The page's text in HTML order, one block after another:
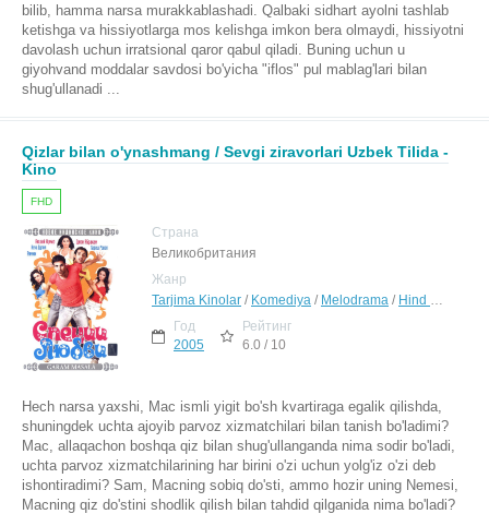
bilib, hamma narsa murakkablashadi. Qalbaki sidhart ayolni tashlab
ketishga va hissiyotlarga mos kelishga imkon bera olmaydi, hissiyotni
davolash uchun irratsional qaror qabul qiladi. Buning uchun u
giyohvand moddalar savdosi bo'yicha "iflos" pul mablag'lari bilan
shug'ullanadi ...
Qizlar bilan o'ynashmang / Sevgi ziravorlari Uzbek Tilida -
Kino
FHD
Страна
Великобритания
Жанр
Tarjima Kinolar / Komediya / Melodrama / Hind Kinolar Uzbek Tilida
Год
2005
Рейтинг
6.0 / 10
Hech narsa yaxshi, Mac ismli yigit bo'sh kvartiraga egalik qilishda,
shuningdek uchta ajoyib parvoz xizmatchilari bilan tanish bo'ladimi?
Mac, allaqachon boshqa qiz bilan shug'ullanganda nima sodir bo'ladi,
uchta parvoz xizmatchilarining har birini o'zi uchun yolg'iz o'zi deb
ishontiradimi? Sam, Macning sobiq do'sti, ammo hozir uning Nemesi,
Macning qiz do'stini shodlik qilish bilan tahdid qilganida nima bo'ladi?